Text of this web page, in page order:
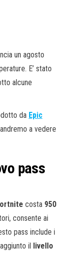
un agosto
E’ stato
alcune
da Epic
a vedere
pass
costa 950
consente ai
pass include i
il livello